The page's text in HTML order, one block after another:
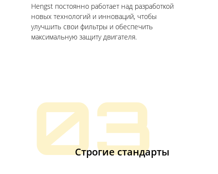
Hengst постоянно работает над разработкой
новых технологий и инноваций, чтобы
улучшить свои фильтры и обеспечить
максимальную защиту двигателя.
03
Строгие стандарты